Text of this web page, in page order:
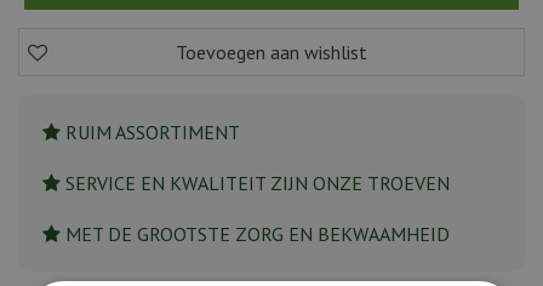
RUIM ASSORTIMENT
SERVICE EN KWALITEIT ZIJN ONZE TROEVEN
MET DE GROOTSTE ZORG EN BEKWAAMHEID